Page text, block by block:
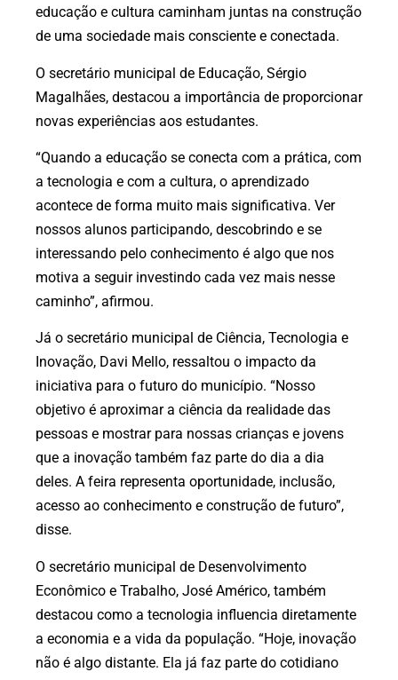
educação e cultura caminham juntas na construção
de uma sociedade mais consciente e conectada.
O secretário municipal de Educação, Sérgio
Magalhães, destacou a importância de proporcionar
novas experiências aos estudantes.
“Quando a educação se conecta com a prática, com
a tecnologia e com a cultura, o aprendizado
acontece de forma muito mais significativa. Ver
nossos alunos participando, descobrindo e se
interessando pelo conhecimento é algo que nos
motiva a seguir investindo cada vez mais nesse
caminho”, afirmou.
Já o secretário municipal de Ciência, Tecnologia e
Inovação, Davi Mello, ressaltou o impacto da
iniciativa para o futuro do município. “Nosso
objetivo é aproximar a ciência da realidade das
pessoas e mostrar para nossas crianças e jovens
que a inovação também faz parte do dia a dia
deles. A feira representa oportunidade, inclusão,
acesso ao conhecimento e construção de futuro”,
disse.
O secretário municipal de Desenvolvimento
Econômico e Trabalho, José Américo, também
destacou como a tecnologia influencia diretamente
a economia e a vida da população. “Hoje, inovação
não é algo distante. Ela já faz parte do cotidiano